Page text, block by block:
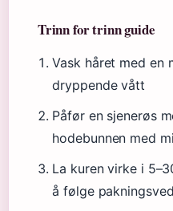
Trinn for trinn guide
Vask håret med
dryppende vått
Påfør en sjenerøs
hodebunnen med
La kuren virke i
å følge